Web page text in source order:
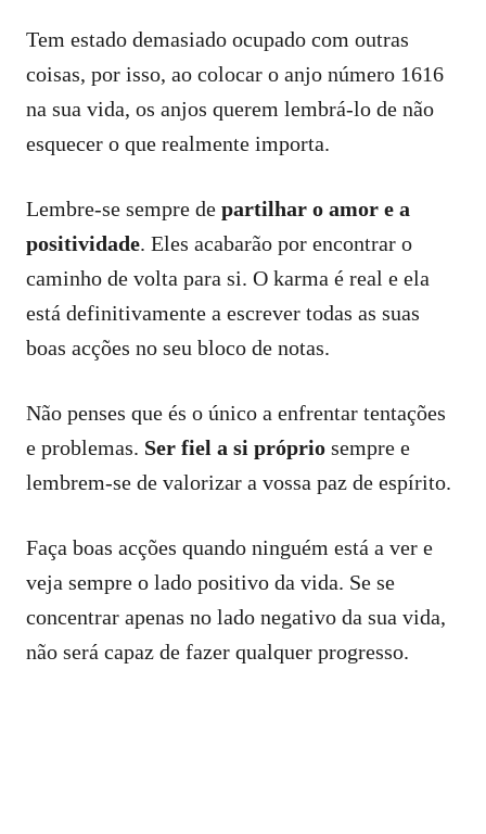
Tem estado demasiado ocupado com outras
coisas, por isso, ao colocar o anjo número 1616
na sua vida, os anjos querem lembrá-lo de não
esquecer o que realmente importa.
Lembre-se sempre de partilhar o amor e a
positividade. Eles acabarão por encontrar o
caminho de volta para si. O karma é real e ela
está definitivamente a escrever todas as suas
boas acções no seu bloco de notas.
Não penses que és o único a enfrentar tentações
e problemas. Ser fiel a si próprio sempre e
lembrem-se de valorizar a vossa paz de espírito.
Faça boas acções quando ninguém está a ver e
veja sempre o lado positivo da vida. Se se
concentrar apenas no lado negativo da sua vida,
não será capaz de fazer qualquer progresso.